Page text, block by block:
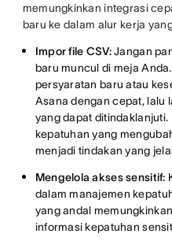
memungkinkan integrasi
baru ke dalam alur kerja
Impor file CSV:Jangan
baru muncul di meja Anda.
persyaratan baru atau
Asana dengan cepat, lalu
yang dapat
kepatuhan yang
menjadi tindakan yang
Mengelola akses sensitif:
dalam manajemen
yang andal
informasi kepatuhan